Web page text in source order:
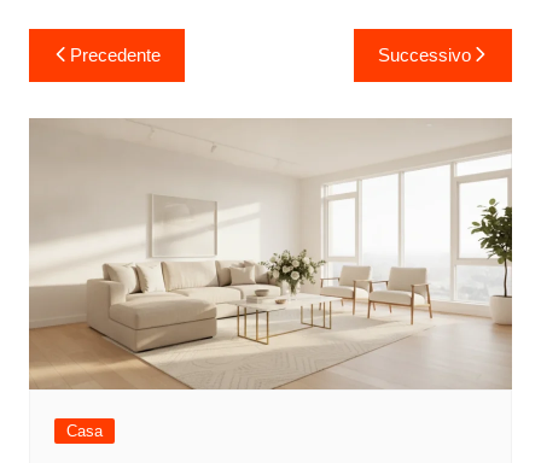
Navigazione
articoli
Precedente Successivo
Casa